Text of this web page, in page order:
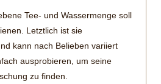
Tee- und Wassermenge soll
Letztlich ist sie
kann nach Belieben variiert
ausprobieren, um seine
zu finden.